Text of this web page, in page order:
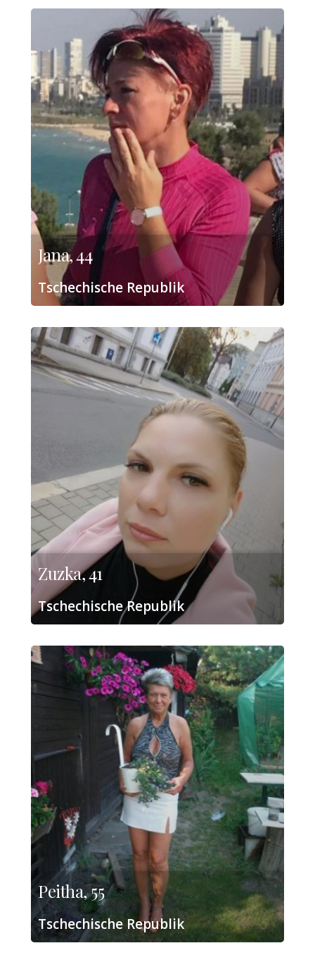
Jana, 44
Tschechische Republik
Zuzka, 41
Tschechische Republik
Peitha, 55
Tschechische Republik